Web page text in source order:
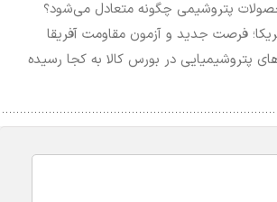
پتروشیمی چگونه متعادل می‌شود؟
فرصت جدید و آزمون مقاومت آفریقا
پتروشیمیایی در بورس کالا به کجا رسیده